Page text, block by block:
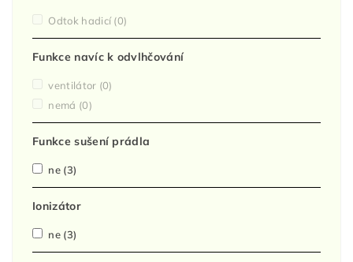
Odtok hadicí(0)
Funkce navíc k odvlhčování
ventilátor (0)
nemá (0)
Funkce sušení prádla
ne (3)
Ionizátor
ne (3)